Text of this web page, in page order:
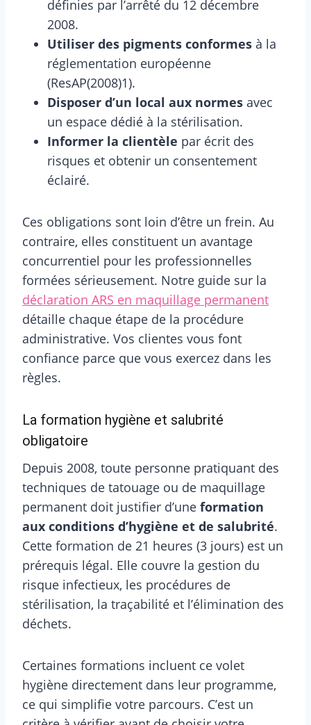
définies par l’arrêté du 12 décembre
2008.
Utiliser des pigments conformes à la
réglementation européenne
(ResAP(2008)1).
Disposer d’un local aux normes avec
un espace dédié à la stérilisation.
Informer la clientèle par écrit des
risques et obtenir un consentement
éclairé.
Ces obligations sont loin d’être un frein. Au
contraire, elles constituent un avantage
concurrentiel pour les professionnelles
formées sérieusement. Notre guide sur la
déclaration ARS en maquillage permanent
détaille chaque étape de la procédure
administrative. Vos clientes vous font
confiance parce que vous exercez dans les
règles.
La formation hygiène et salubrité
obligatoire
Depuis 2008, toute personne pratiquant des
techniques de tatouage ou de maquillage
permanent doit justifier d’une formation
aux conditions d’hygiène et de salubrité.
Cette formation de 21 heures (3 jours) est un
prérequis légal. Elle couvre la gestion du
risque infectieux, les procédures de
stérilisation, la traçabilité et l’élimination des
déchets.
Certaines formations incluent ce volet
hygiène directement dans leur programme,
ce qui simplifie votre parcours. C’est un